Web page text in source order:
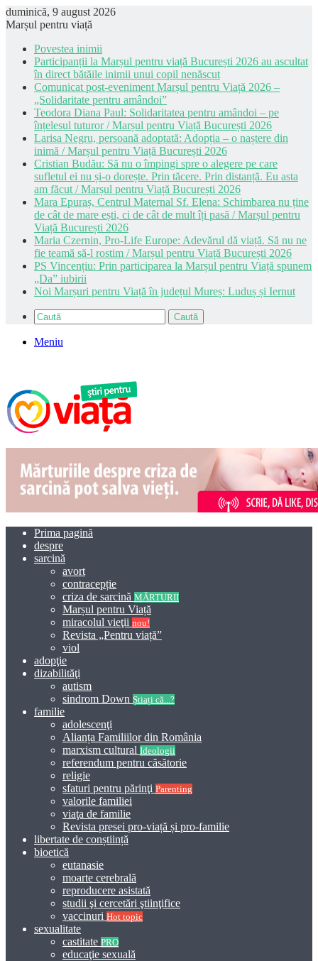
duminică, 9 august 2026
Marșul pentru viață
Povestea inimii
Participanții la Marșul pentru viață București 2026 au ascultat
în direct bătăile inimii unui copil nenăscut
Comunicat post-eveniment Marșul pentru Viață 2026 –
„Solidaritate pentru amândoi”
Teodora Diana Paul: Solidaritatea pentru amândoi – pe
înțelesul tuturor / Marșul pentru Viață București 2026
Larisa Negru, persoană adoptată: Adopția – o naștere din
inimă / Marșul pentru Viață București 2026
Cristian Budău: Să nu o împingi spre o alegere pe care
sufletul ei nu și-o dorește. Prin tăcere. Prin distanță. Eu asta
am făcut / Marșul pentru Viață București 2026
Mara Epuraș, Centrul Maternal Sf. Elena: Schimbarea nu ține
de cât de mare ești, ci de cât de mult îți pasă / Marșul pentru
Viață București 2026
Maria Czernin, Pro-Life Europe: Adevărul dă viață. Să nu ne
fie teamă să-l rostim / Marșul pentru Viață București 2026
PS Vincențiu: Prin participarea la Marșul pentru Viață spunem
„Da” iubirii
Noi Marșuri pentru Viață în județul Mureș: Luduș și Iernut
Caută
Meniu
Prima pagină
despre
sarcină
avort
contracepție
criza de sarcină MĂRTURII
Marșul pentru Viață
miracolul vieţii nou!
Revista „Pentru viață”
viol
adopţie
dizabilităţi
autism
sindrom Down Știați că...?
familie
adolescenţi
Alianța Familiilor din România
marxism cultural Ideologii
referendum pentru căsătorie
religie
sfaturi pentru părinţi Parenting
valorile familiei
viaţa de familie
Revista presei pro-viață și pro-familie
libertate de conștiință
bioetică
eutanasie
moarte cerebrală
reproducere asistată
studii şi cercetări ştiinţifice
vaccinuri Hot topic
sexualitate
castitate PRO
educaţie sexuală